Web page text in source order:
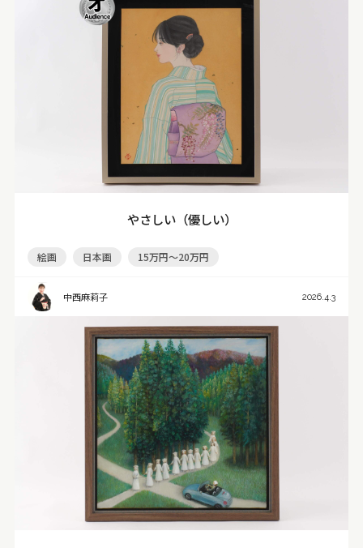
やさしい（優しい）
絵画 日本画 15万円～20万円
中西麻莉子 2026.4.3